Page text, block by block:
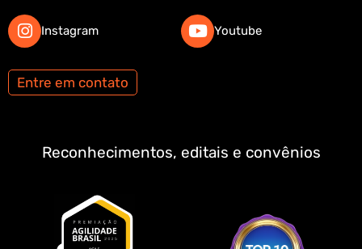
Instagram Youtube
Entre em contato
Reconhecimentos, editais e convênios